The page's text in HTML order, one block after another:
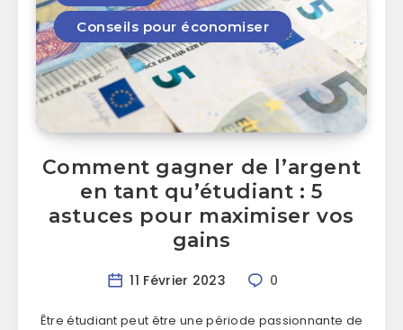
Conseils pour économiser
Comment gagner de l’argent
en tant qu’étudiant : 5
astuces pour maximiser vos
gains
11 Février 2023 0
Être étudiant peut être une période passionnante de